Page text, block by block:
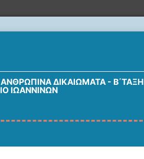
ΑΝΘΡΏΠΙΝΑ ΔΙΚΑΙΏΜΑΤΑ - Β΄ΤΑΞΗ
ΙΩΑΝΝΊΝΩΝ